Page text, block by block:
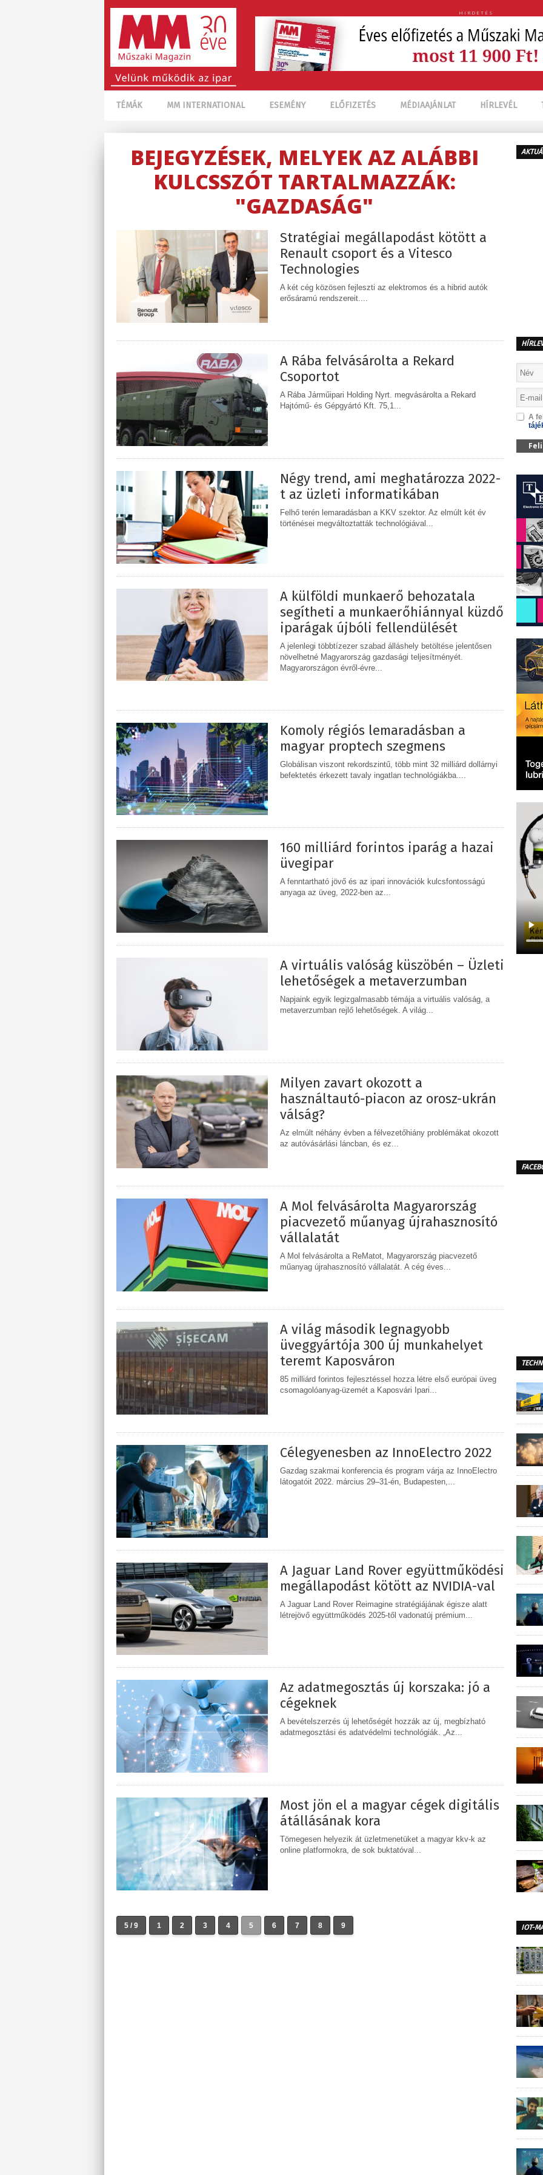
HIRDETÉS
TÉMÁK MM INTERNATIONAL ESEMÉNY ELŐFIZETÉS MÉDIAAJÁNLAT HÍRLEVÉL
BEJEGYZÉSEK, MELYEK AZ ALÁBBI
KULCSSZÓT TARTALMAZZÁK:
"GAZDASÁG"
Stratégiai megállapodást kötött a
Renault csoport és a Vitesco
Technologies
A két cég közösen fejleszti az elektromos és a hibrid autók
erősáramú rendszereit....
A Rába felvásárolta a Rekard
Csoportot
A Rába Járműipari Holding Nyrt. megvásárolta a Rekard
Hajtómű- és Gépgyártó Kft. 75,1...
Négy trend, ami meghatározza 2022-
t az üzleti informatikában
Felhő terén lemaradásban a KKV szektor. Az elmúlt két év
történései megváltoztatták technológiával...
A külföldi munkaerő behozatala
segítheti a munkaerőhiánnyal küzdő
iparágak újbóli fellendülését
A jelenlegi többtízezer szabad álláshely betöltése jelentősen
növelhetné Magyarország gazdasági teljesítményét.
Magyarországon évről-évre...
Komoly régiós lemaradásban a
magyar proptech szegmens
Globálisan viszont rekordszintű, több mint 32 milliárd dollárnyi
befektetés érkezett tavaly ingatlan technológiákba....
160 milliárd forintos iparág a hazai
üvegipar
A fenntartható jövő és az ipari innovációk kulcsfontosságú
anyaga az üveg, 2022-ben az...
A virtuális valóság küszöbén – Üzleti
lehetőségek a metaverzumban
Napjaink egyik legizgalmasabb témája a virtuális valóság, a
metaverzumban rejlő lehetőségek. A világ...
Milyen zavart okozott a
használtautó-piacon az orosz-ukrán
válság?
Az elmúlt néhány évben a félvezetőhiány problémákat okozott
az autóvásárlási láncban, és ez...
A Mol felvásárolta Magyarország
piacvezető műanyag újrahasznosító
vállalatát
A Mol felvásárolta a ReMatot, Magyarország piacvezető
műanyag újrahasznosító vállalatát. A cég éves...
A világ második legnagyobb
üveggyártója 300 új munkahelyet
teremt Kaposváron
85 milliárd forintos fejlesztéssel hozza létre első európai üveg
csomagolóanyag-üzemét a Kaposvári Ipari...
Célegyenesben az InnoElectro 2022
Gazdag szakmai konferencia és program várja az InnoElectro
látogatóit 2022. március 29–31-én, Budapesten,...
A Jaguar Land Rover együttműködési
megállapodást kötött az NVIDIA-val
A Jaguar Land Rover Reimagine stratégiájának égisze alatt
létrejövő együttműködés 2025-től vadonatúj prémium...
Az adatmegosztás új korszaka: jó a
cégeknek
A bevételszerzés új lehetőségét hozzák az új, megbízható
adatmegosztási és adatvédelmi technológiák. „Az...
Most jön el a magyar cégek digitális
átállásának kora
Tömegesen helyezik át üzletmenetüket a magyar kkv-k az
online platformokra, de sok buktatóval...
5 / 9 1 2 3 4 5 6 7 8 9
A
IOT-